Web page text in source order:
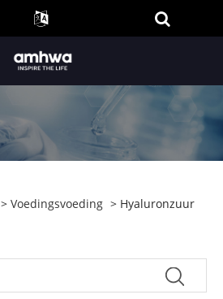
>Voedingsvoeding > Hyaluronzuur